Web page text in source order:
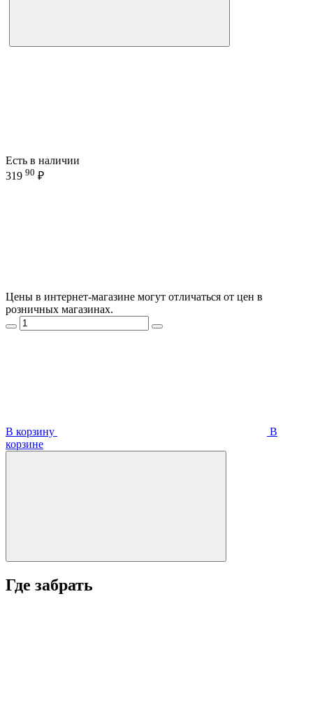
Есть в наличии
319 90 ₽
Цены в интернет-магазине могут отличаться от цен в
розничных магазинах.
В корзину
В
корзинe
Где забрать